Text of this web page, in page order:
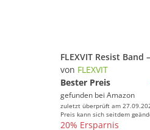
von FLEXVIT
Bester Preis
gefunden bei Amazon
zuletzt überprüft am
Preis kann sich seitdem
20% Ersparnis